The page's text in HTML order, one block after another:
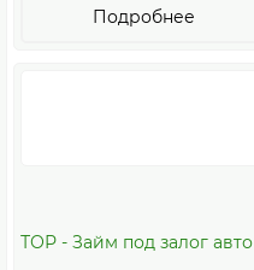
Подробнее
ТОР - Займ под залог авто